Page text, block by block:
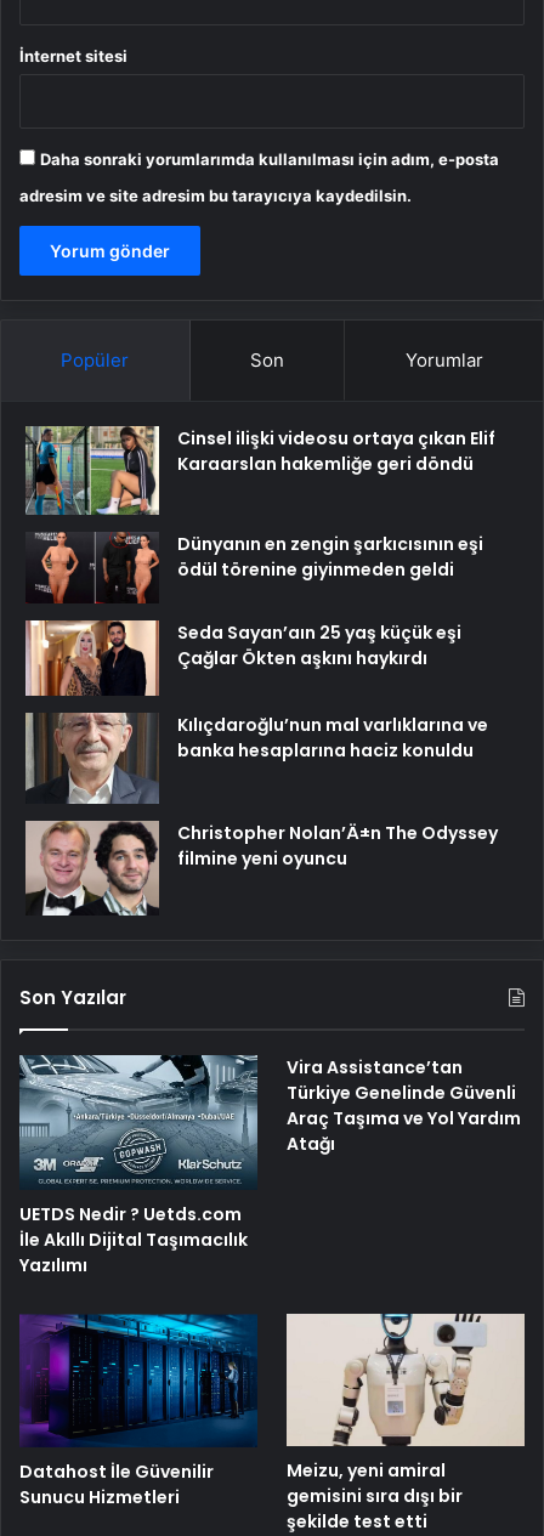
İnternet sitesi
Daha sonraki yorumlarımda kullanılması için adım, e-posta
adresim ve site adresim bu tarayıcıya kaydedilsin.
Popüler Son Yorumlar
Cinsel ilişki videosu ortaya çıkan Elif
Karaarslan hakemliğe geri döndü
Dünyanın en zengin şarkıcısının eşi
ödül törenine giyinmeden geldi
Seda Sayan’aın 25 yaş küçük eşi
Çağlar Ökten aşkını haykırdı
Kılıçdaroğlu’nun mal varlıklarına ve
banka hesaplarına haciz konuldu
Christopher Nolan’Ä±n The Odyssey
filmine yeni oyuncu
Son Yazılar
UETDS Nedir ? Uetds.com
İle Akıllı Dijital Taşımacılık
Yazılımı
Vira Assistance’tan
Türkiye Genelinde Güvenli
Araç Taşıma ve Yol Yardım
Atağı
Datahost İle Güvenilir
Sunucu Hizmetleri
Meizu, yeni amiral
gemisini sıra dışı bir
şekilde test etti